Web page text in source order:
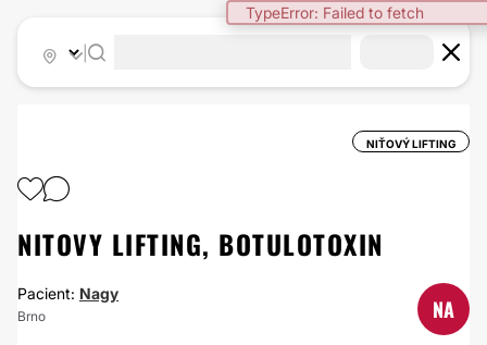
TypeError: Failed to fetch
NIŤOVÝ LIFTING
NITOVY LIFTING, BOTULOTOXIN
Pacient: Nagy
Brno NA